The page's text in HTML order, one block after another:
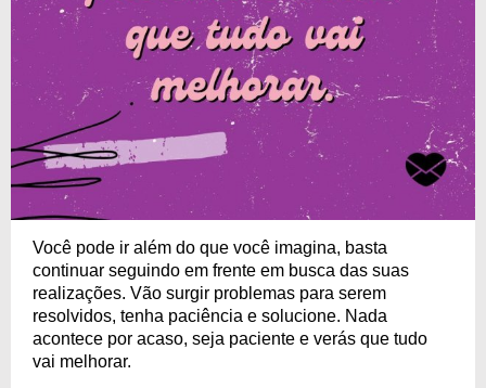
Você pode ir além do que você imagina, basta
continuar seguindo em frente em busca das suas
realizações. Vão surgir problemas para serem
resolvidos, tenha paciência e solucione. Nada
acontece por acaso, seja paciente e verás que tudo
vai melhorar.